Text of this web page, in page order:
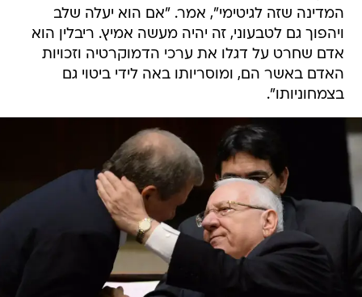
המדינה שזה לגיטימי", אמר. "אם הוא יעלה שלב
ויהפוך גם לטבעוני, זה יהיה מעשה אמיץ. ריבלין הוא
אדם שחרט על דגלו את ערכי הדמוקרטיה וזכויות
האדם באשר הם, ומוסריותו באה לידי ביטוי גם
בצמחוניותו".